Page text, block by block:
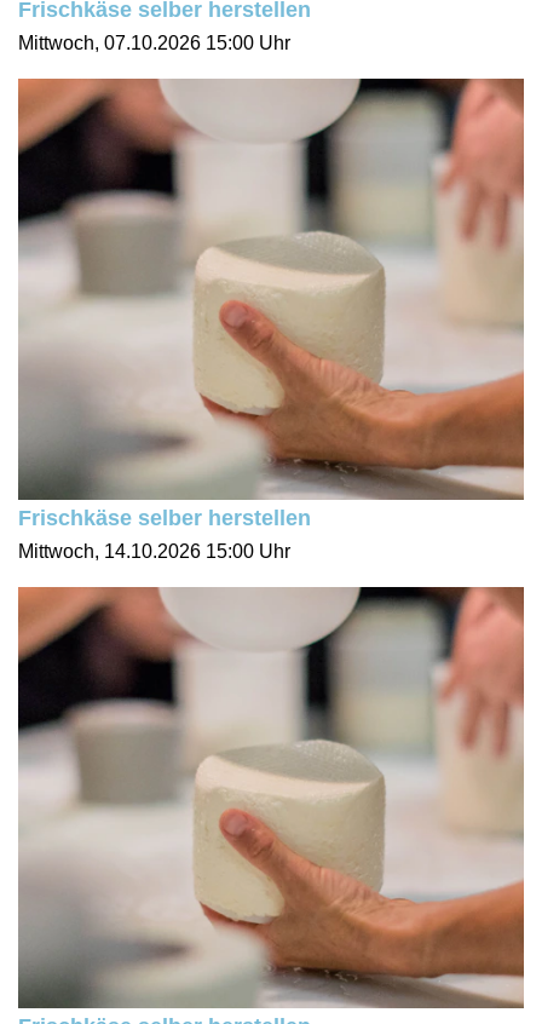
Frischkäse selber herstellen
Mittwoch, 07.10.2026 15:00 Uhr
Frischkäse selber herstellen
Mittwoch, 14.10.2026 15:00 Uhr